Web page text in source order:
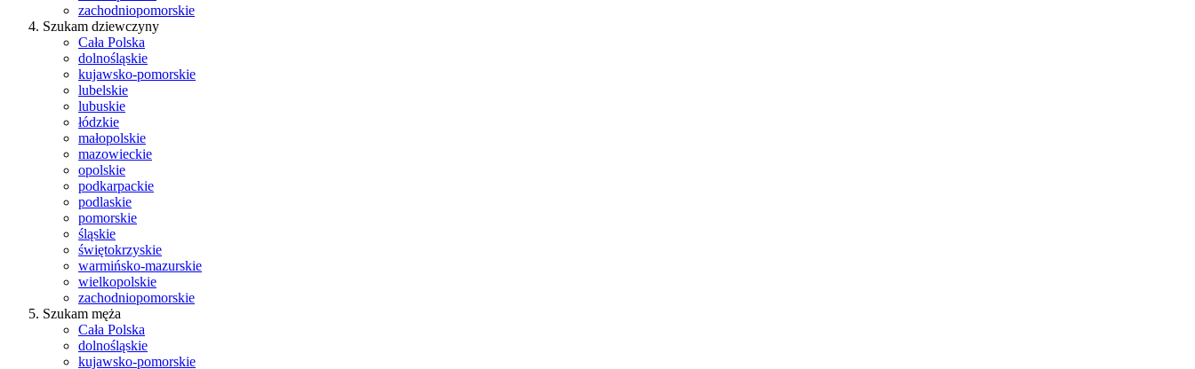
zachodniopomorskie
Szukam dziewczyny
Cała Polska
dolnośląskie
kujawsko-pomorskie
lubelskie
lubuskie
łódzkie
małopolskie
mazowieckie
opolskie
podkarpackie
podlaskie
pomorskie
śląskie
świętokrzyskie
warmińsko-mazurskie
wielkopolskie
zachodniopomorskie
Szukam męża
Cała Polska
dolnośląskie
kujawsko-pomorskie